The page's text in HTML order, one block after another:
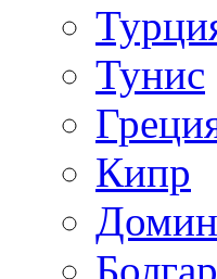
Тунис
Кипр